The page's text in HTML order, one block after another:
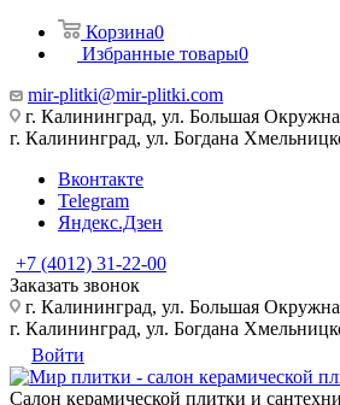
Корзина0
Избранные товары0
mir-plitki@mir-plitki.com
г. Калининград, ул. Большая
г. Калининград, ул. Богдана
Вконтакте
Telegram
Яндекс.Дзен
+7 (4012) 31-22-00
Заказать звонок
г. Калининград, ул. Большая
г. Калининград, ул. Богдана
Войти
Салон керамической плитки и